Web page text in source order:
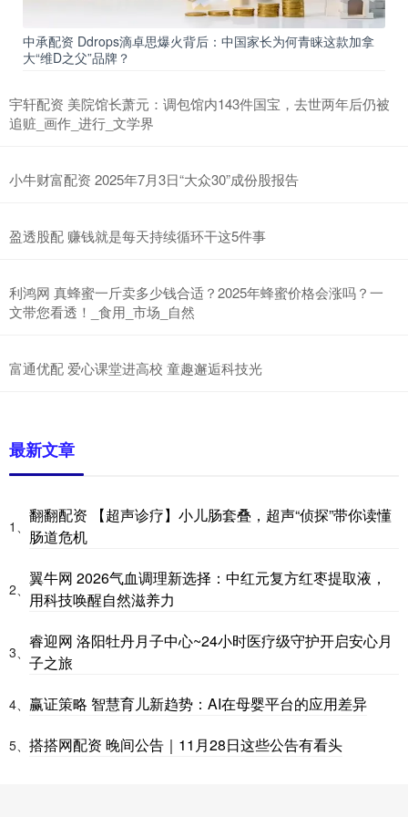
中承配资 Ddrops滴卓思爆火背后：中国家长为何青睐这款加拿
大“维D之父”品牌？
宇轩配资 美院馆长萧元：调包馆内143件国宝，去世两年后仍被
追赃_画作_进行_文学界
小牛财富配资 2025年7月3日“大众30”成份股报告
盈透股配 赚钱就是每天持续循环干这5件事
利鸿网 真蜂蜜一斤卖多少钱合适？2025年蜂蜜价格会涨吗？一
文带您看透！_食用_市场_自然
富通优配 爱心课堂进高校 童趣邂逅科技光
最新文章
1、
翻翻配资 【超声诊疗】小儿肠套叠，超声“侦探”带你读懂
肠道危机
2、
翼牛网 2026气血调理新选择：中红元复方红枣提取液，
用科技唤醒自然滋养力
3、
睿迎网 洛阳牡丹月子中心~24小时医疗级守护开启安心月
子之旅
4、 赢证策略 智慧育儿新趋势：AI在母婴平台的应用差异
5、 搭搭网配资 晚间公告｜11月28日这些公告有看头